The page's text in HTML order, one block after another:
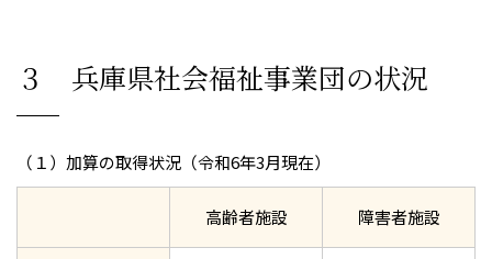
３ 兵庫県社会福祉事業団の状況
（１）加算の取得状況（令和6年3月現在）
高齢者施設 障害者施設